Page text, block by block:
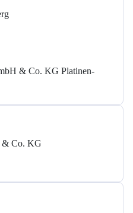
& Co. KG Platinen-
& Co. KG